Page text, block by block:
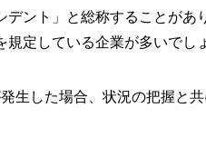
ント」と総称することがあ
定している企業が多いでし
生した場合、状況の把握と